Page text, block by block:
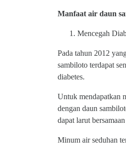
Manfaat air daun
Mencegah
Pada tahun 2012
sambiloto terdapat
diabetes.
Untuk mendapatkan
dengan daun
dapat larut
Minum air seduhan